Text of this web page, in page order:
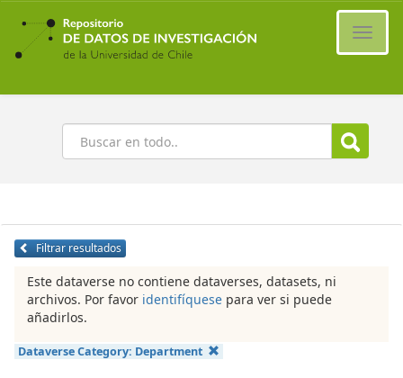
Ir
contenido
principal
Buscar
Filtrar resultados
Este dataverse no contiene dataverses, datasets, ni
archivos. Por favor identifíquese para ver si puede
añadirlos.
Dataverse Category: Department